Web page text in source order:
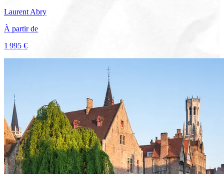
Laurent Abry
À partir de
1 995 €